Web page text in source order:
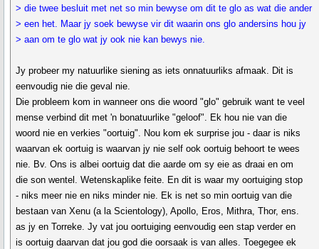
> die twee besluit met net so min bewyse om dit te glo as wat die ander
> een het. Maar jy soek bewyse vir dit waarin ons glo andersins hou jy
> aan om te glo wat jy ook nie kan bewys nie.
Jy probeer my natuurlike siening as iets onnatuurliks afmaak. Dit is
eenvoudig nie die geval nie.
Die probleem kom in wanneer ons die woord "glo" gebruik want te veel
mense verbind dit met 'n bonatuurlike "geloof". Ek hou nie van die
woord nie en verkies "oortuig". Nou kom ek surprise jou - daar is niks
waarvan ek oortuig is waarvan jy nie self ook oortuig behoort te wees
nie. Bv. Ons is albei oortuig dat die aarde om sy eie as draai en om
die son wentel. Wetenskaplike feite. En dit is waar my oortuiging stop
- niks meer nie en niks minder nie. Ek is net so min oortuig van die
bestaan van Xenu (a la Scientology), Apollo, Eros, Mithra, Thor, ens.
as jy en Torreke. Jy vat jou oortuiging eenvoudig een stap verder en
is oortuig daarvan dat jou god die oorsaak is van alles. Toegegee ek